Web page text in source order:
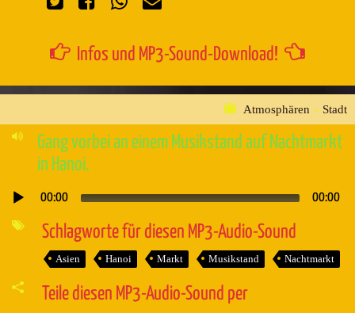
Infos und MP3-Sound-Download!
Atmosphären » Stadt
Gang vorbei an einem Musikstand auf Nachtmarkt
in Hanoi.
Audio-
00:00 00:00
Schlagworte für diesen MP3-Audio-Sound
Asien Hanoi Markt Musikstand Nachtmarkt
Teile diesen MP3-Audio-Sound per